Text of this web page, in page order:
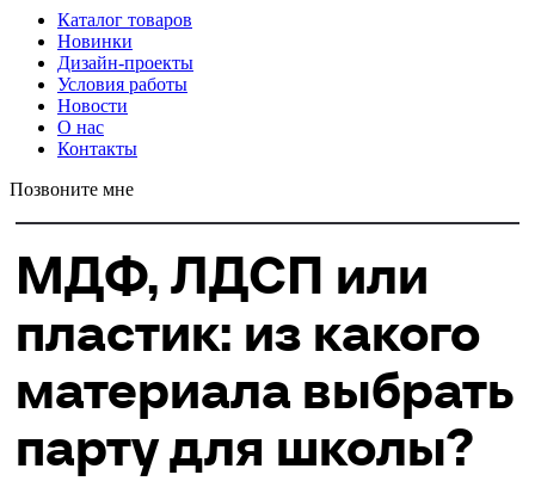
Каталог товаров
Новинки
Дизайн-проекты
Условия работы
Новости
О нас
Контакты
Позвоните мне
МДФ, ЛДСП или
пластик: из какого
материала выбрать
парту для школы?